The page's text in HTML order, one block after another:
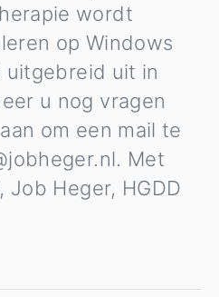
wordt
op Windows
uitgebreid uit in
u nog vragen
om een mail te
. Met
Heger, HGDD